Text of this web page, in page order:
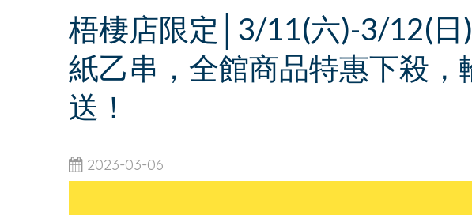
梧棲店限定│3/11(六)-3/12(日
紙乙串，全館商品特惠下殺
送！
2023-03-06